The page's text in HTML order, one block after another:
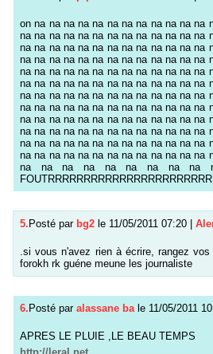
on na na na na na na na na na na na na
na na na na na na na na na na na na na
na na na na na na na na na na na na na
na na na na na na na na na na na na na
na na na na na na na na na na na na na
na na na na na na na na na na na na na
na na na na na na na na na na na na na
na na na na na na na na na na na na na
na na na na na na na na na na na na na
na na na na na na na na na na na na na
na na na na na na na na na na na na na
na na na na na na na na na na na na na
na na na na na na na na na
5. Posté par bg2 le 11/05/2011 07:20
.si vous n'avez rien à écrire, rangez
forokh rk guéne meune les journaliste
6. Posté par alassane ba le 11/05/2011
APRES LE PLUIE ,LE BEAU TEMPS